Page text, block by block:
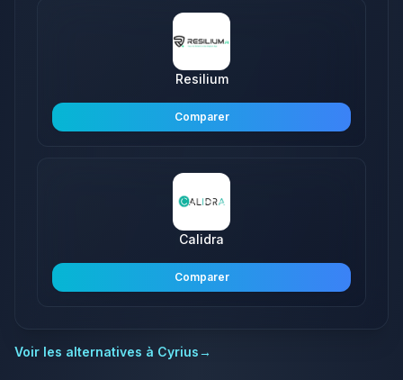
Resilium
Comparer
Calidra
Comparer
Voir les alternatives à Cyrius→